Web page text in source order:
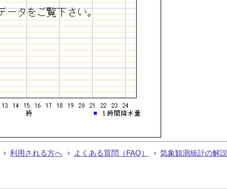
利用される方へ よくある質問（FAQ） 気象観測統計の解説